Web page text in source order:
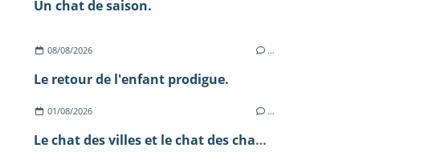
Un chat de saison.
08/08/2026 …
Le retour de l'enfant prodigue.
01/08/2026 …
Le chat des villes et le chat des champs.